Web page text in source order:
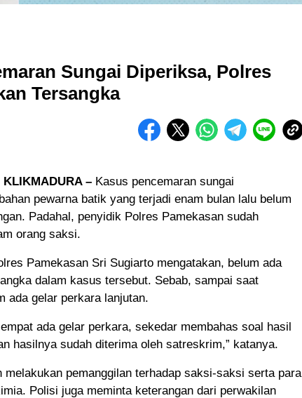
Sungai Diperiksa, Polres
Tersangka
– Kasus pencemaran sungai
pewarna batik yang terjadi enam bulan lalu belum
Padahal, penyidik Polres Pamekasan sudah
orang saksi.
Pamekasan Sri Sugiarto mengatakan, belum ada
dalam kasus tersebut. Sebab, sampai saat
ada gelar perkara lanjutan.
ada gelar perkara, sekedar membahas soal hasil
hasilnya sudah diterima oleh satreskrim,” katanya.
melakukan pemanggilan terhadap saksi-saksi serta para
Polisi juga meminta keterangan dari perwakilan